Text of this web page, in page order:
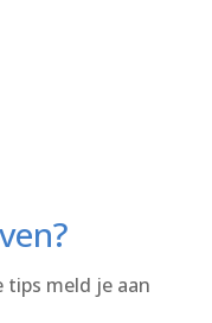
tips meld je aan